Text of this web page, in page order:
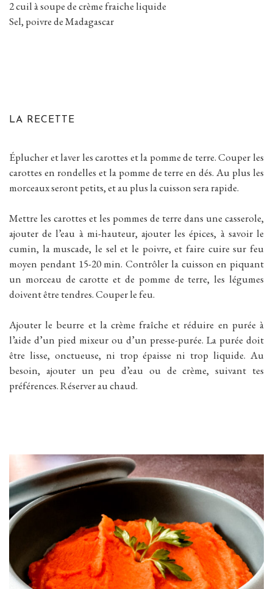
2 cuil à soupe de crème fraiche liquide
Sel, poivre de Madagascar
LA RECETTE
Éplucher et laver les carottes et la pomme de terre. Couper les
carottes en rondelles et la pomme de terre en dés. Au plus les
morceaux seront petits, et au plus la cuisson sera rapide.
Mettre les carottes et les pommes de terre dans une casserole,
ajouter de l’eau à mi-hauteur, ajouter les épices, à savoir le
cumin, la muscade, le sel et le poivre, et faire cuire sur feu
moyen pendant 15-20 min. Contrôler la cuisson en piquant
un morceau de carotte et de pomme de terre, les légumes
doivent être tendres. Couper le feu.
Ajouter le beurre et la crème fraîche et réduire en purée à
l’aide d’un pied mixeur ou d’un presse-purée. La purée doit
être lisse, onctueuse, ni trop épaisse ni trop liquide. Au
besoin, ajouter un peu d’eau ou de crème, suivant tes
préférences. Réserver au chaud.